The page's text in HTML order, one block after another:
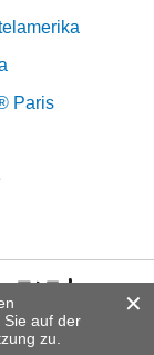
Sie auf der
zu.
Paris